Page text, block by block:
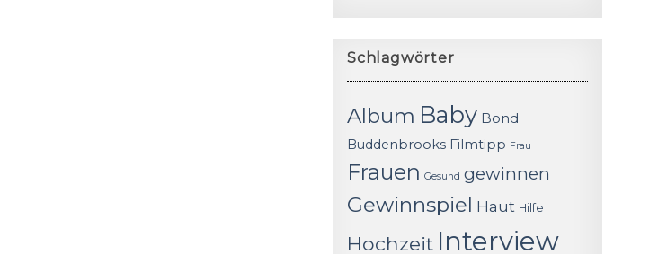
Schlagwörter
Album Baby Bond
Buddenbrooks Filmtipp Frau
Frauen Gesund gewinnen
Gewinnspiel Haut Hilfe
Hochzeit Interview